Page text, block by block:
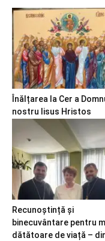
Înălțarea la Cer a
nostru Iisus Hristos
Recunoștință și
binecuvântare pentru
dătătoare de viață –